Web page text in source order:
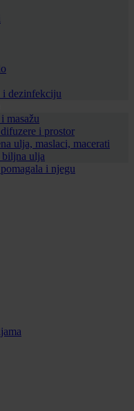
i dezinfekciju
masažu
i prostor
ulja, maslaci, macerati
biljna ulja
i njegu